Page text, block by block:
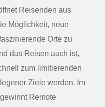
Reisenden aus
Möglichkeit, neue
Orte zu
das Reisen auch ist,
zum limitierenden
Ziele werden. Im
Remote